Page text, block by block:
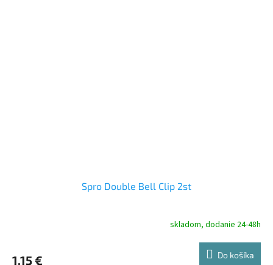
Spro Double Bell Clip 2st
skladom, dodanie 24-48h
1,15 € Do košíka